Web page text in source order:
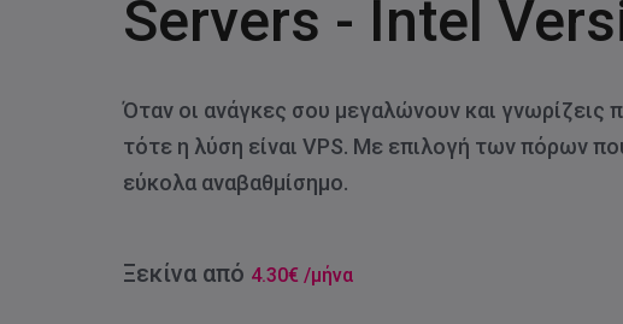
Servers - Intel
Όταν οι ανάγκες σου μεγαλώνουν και γνωρίζεις
τότε η λύση είναι VPS. Με επιλογή των πόρων
εύκολα αναβαθμίσημο.
Ξεκίνα από 4.30€ /μήνα